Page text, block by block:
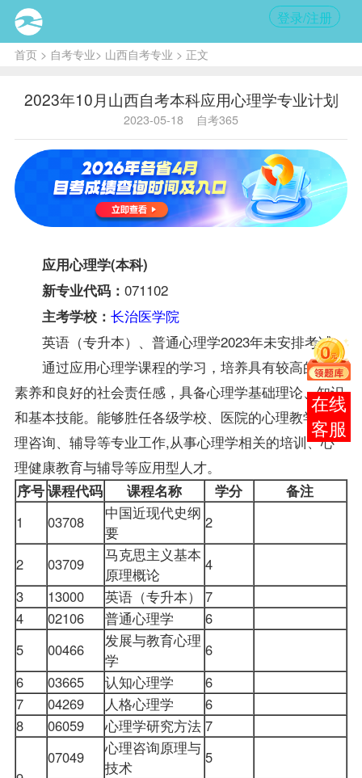
登录/注册
首页> 自考专业> 山西自考专业 > 正文
2023年10月山西自考本科应用心理学专业计划
2023-05-18 自考365
应用心理学(本科)
新专业代码： 071102
主考学校： 长治医学院
英语（专升本）、普通心理学2023年未安排考试。
通过应用心理学课程的学习，培养具有较高的文化
素养和良好的社会责任感，具备心理学基础理论、知识
和基本技能。能够胜任各级学校、医院的心理教学与心
理咨询、辅导等专业工作,从事心理学相关的培训、心
理健康教育与辅导等应用型人才。
序号课程代码 课程名称 学分
备注
1
03708
中国近现代史纲
要
2
2 03709
马克思主义基本
原理概论
4
3
13000 英语（专升本）
7
4
02106 普通心理学
6
5
00466
发展与教育心理
学
6
6
03665 认知心理学
6
7
04269 人格心理学
6
8
06059 心理学研究方法 7
07049
心理咨询原理与
技术
5
报考
咨询